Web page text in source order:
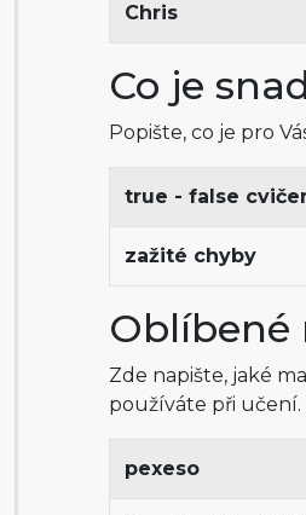
Chris
Co je
Popište, co je pro
true - false
zažité chyby
Oblíbené
Zde napište, jaké
používáte při učení.
pexeso